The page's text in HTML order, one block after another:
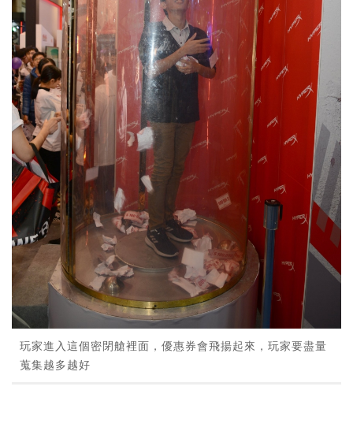
玩家進入這個密閉艙裡面，優惠券會飛揚起來，玩家要盡量
蒐集越多越好